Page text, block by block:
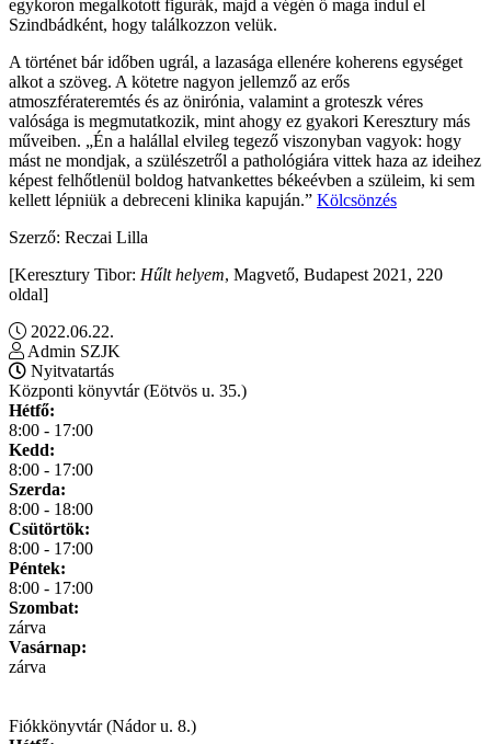
egykoron megalkotott figurák, majd a végén ő maga indul el
Szindbádként, hogy találkozzon velük.
A történet bár időben ugrál, a lazasága ellenére koherens egységet
alkot a szöveg. A kötetre nagyon jellemző az erős
atmoszférateremtés és az önirónia, valamint a groteszk véres
valósága is megmutatkozik, mint ahogy ez gyakori Keresztury más
műveiben. „Én a halállal elvileg tegező viszonyban vagyok: hogy
mást ne mondjak, a szülészetről a pathológiára vittek haza az ideihez
képest felhőtlenül boldog hatvankettes békeévben a szüleim, ki sem
kellett lépniük a debreceni klinika kapuján.” Kölcsönzés
Szerző: Reczai Lilla
[Keresztury Tibor: Hűlt helyem, Magvető, Budapest 2021, 220
oldal]
2022.06.22.
Admin SZJK
Nyitvatartás
Központi könyvtár (Eötvös u. 35.)
Hétfő:
8:00 - 17:00
Kedd:
8:00 - 17:00
Szerda:
8:00 - 18:00
Csütörtök:
8:00 - 17:00
Péntek:
8:00 - 17:00
Szombat:
zárva
Vasárnap:
zárva
Fiókkönyvtár (Nádor u. 8.)